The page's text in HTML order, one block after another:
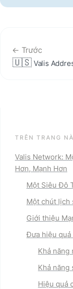
← Trước
🇺🇸 Valis
TRÊN TRANG
Valis Network:
Hơn, Mạnh Hơn
Một Siêu Đô
Một chút lịch
Giới thiệu
Đưa hiệu
Khả năng
Khả năng
Hiệu quả